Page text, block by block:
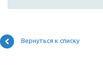
Вернуться к списку